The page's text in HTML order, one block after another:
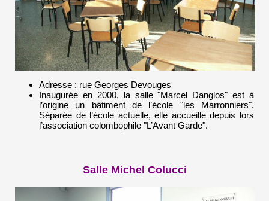
Adresse : rue Georges Devouges
Inaugurée en 2000, la salle "Marcel Danglos" est à
l’origine un bâtiment de l’école "les Marronniers".
Séparée de l’école actuelle, elle accueille depuis lors
l’association colombophile "L’Avant Garde".
Salle Michel Colucci